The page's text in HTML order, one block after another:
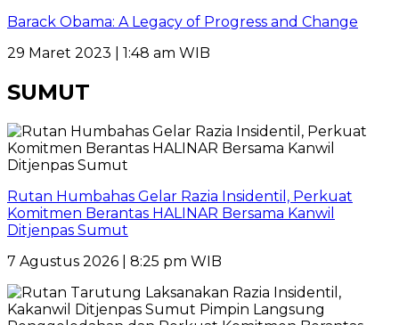
Barack Obama: A Legacy of Progress and Change
29 Maret 2023 | 1:48 am WIB
SUMUT
Rutan Humbahas Gelar Razia Insidentil, Perkuat
Komitmen Berantas HALINAR Bersama Kanwil
Ditjenpas Sumut
7 Agustus 2026 | 8:25 pm WIB